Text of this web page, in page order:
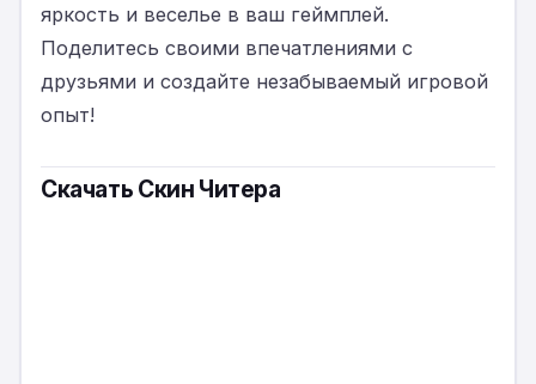
яркость и веселье в ваш геймплей.
Поделитесь своими впечатлениями с
друзьями и создайте незабываемый игровой
опыт!
Скачать Скин Читера